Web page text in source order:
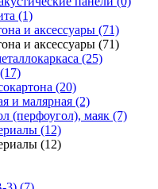
(1)
и аксессуары (71)
и аксессуары (71)
(25)
(20)
и малярная (2)
(перфоугол), маяк (7)
(12)
(12)